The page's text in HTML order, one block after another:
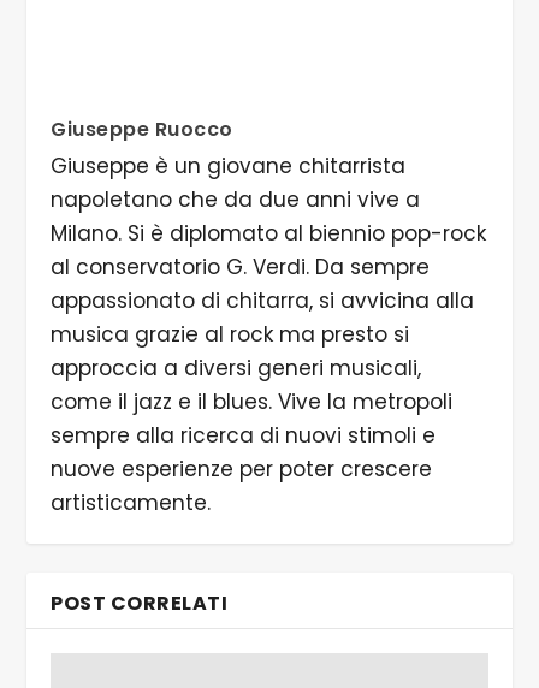
Giuseppe Ruocco
Giuseppe è un giovane chitarrista
napoletano che da due anni vive a
Milano. Si è diplomato al biennio pop-rock
al conservatorio G. Verdi. Da sempre
appassionato di chitarra, si avvicina alla
musica grazie al rock ma presto si
approccia a diversi generi musicali,
come il jazz e il blues. Vive la metropoli
sempre alla ricerca di nuovi stimoli e
nuove esperienze per poter crescere
artisticamente.
POST CORRELATI